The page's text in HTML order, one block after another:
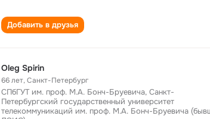
Добавить в друзья
Oleg Spirin
66 лет,Санкт-Петербург
СПбГУТ им. проф. М.А. Бонч-Бруевича, Санкт-
Петербургский государственный университет
телекоммуникаций им. проф. М.А. Бонч-Бруевича